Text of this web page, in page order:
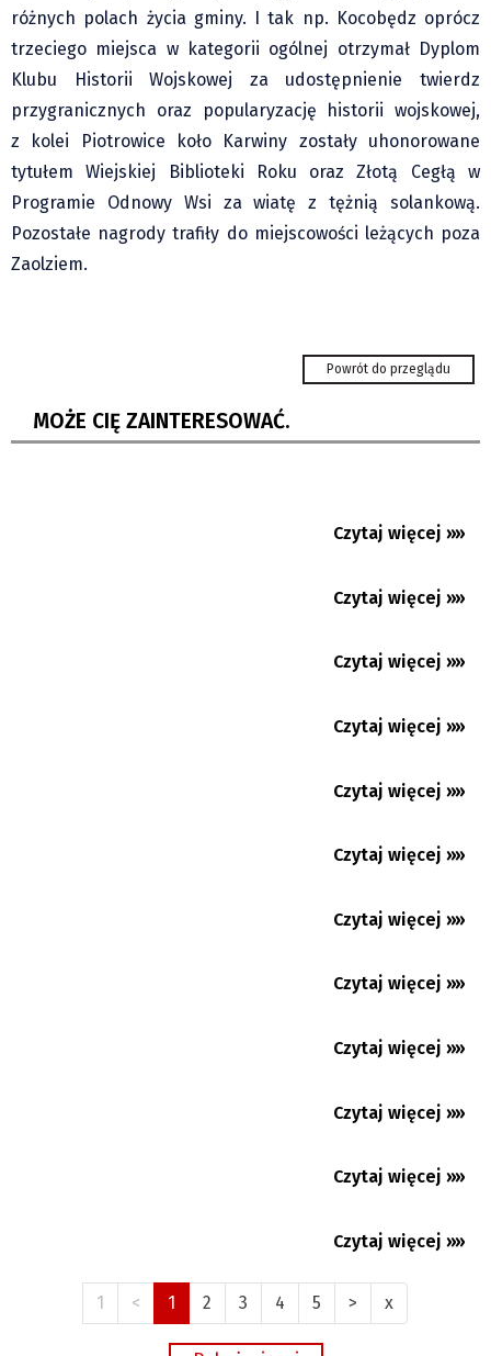
różnych polach życia gminy. I tak np. Kocobędz oprócz
trzeciego miejsca w kategorii ogólnej otrzymał Dyplom
Klubu Historii Wojskowej za udostępnienie twierdz
przygranicznych oraz popularyzację historii wojskowej,
z kolei Piotrowice koło Karwiny zostały uhonorowane
tytułem Wiejskiej Biblioteki Roku oraz Złotą Cegłą w
Programie Odnowy Wsi za wiatę z tężnią solankową.
Pozostałe nagrody trafiły do miejscowości leżących poza
Zaolziem.
Powrót do przeglądu
MOŻE CIĘ ZAINTERESOWAĆ.
07.08.2026
Czytaj więcej »»
07.08.2026
Ostrawa: w połowie sierpnia Ogólnokrajowe
Spotkanie Młodzieży
Czytaj więcej »»
07.08.2026
W Skrzeczoniu MK PZKO czeka na decyzję
Czytaj więcej »»
06.08.2026
Kierowcy pojadą mostem tymczasowym
Czytaj więcej »»
06.08.2026
Czytaj więcej »»
06.08.2026
Czytaj więcej »»
05.08.2026
Czytaj więcej »»
05.08.2026
Czytaj więcej »»
05.08.2026
Czytaj więcej »»
05.08.2026
Cierlickie Lato Filmowe 2026. Cztery dni
Czytaj więcej »»
04.08.2026
Trzyniec: Věra Palkovská rezygnuje ze startu
Czytaj więcej »»
04.08.2026
Jubileuszowa wystawa stonawskiej malarki
Czytaj więcej »»
1 < 1 2 3 4 5 > x